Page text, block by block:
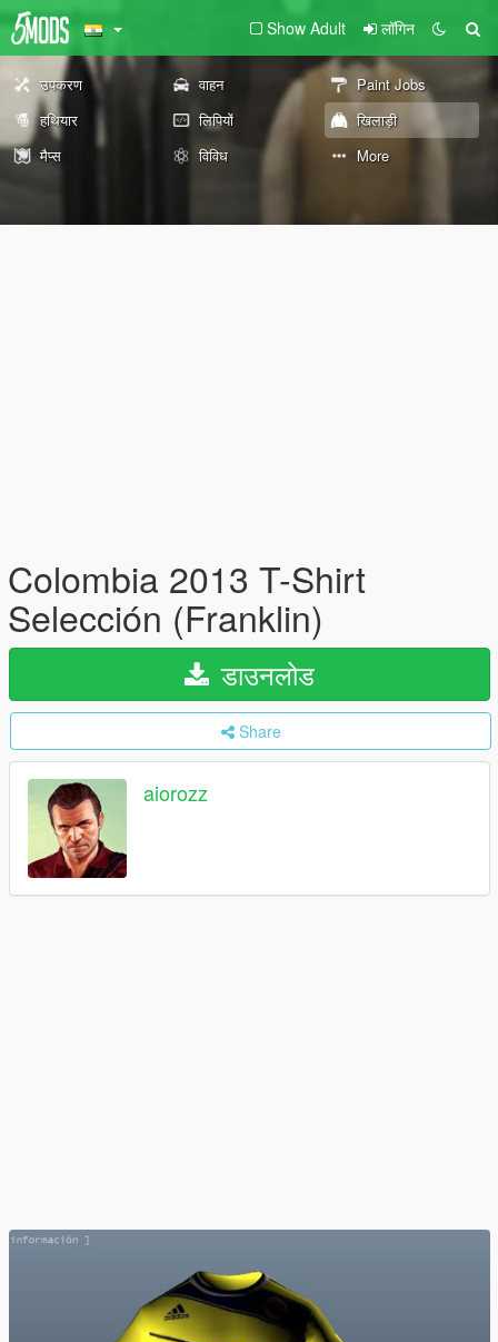
Show Adult लॉगिन
उपकरण वाहन
Paint Jobs
हथियार
लिपियों
खिलाड़ी
मैप्स
विविध More
Colombia 2013 T-Shirt
Selección (Franklin)
डाउनलोड
Share
aiorozz